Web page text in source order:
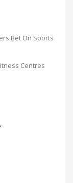
Bet On Sports
Centres